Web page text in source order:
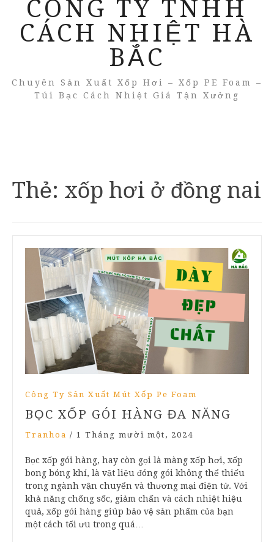
CÔNG TY TNHH
CÁCH NHIỆT HÀ
BẮC
Chuyên Sản Xuất Xốp Hơi – Xốp PE Foam –
Túi Bạc Cách Nhiệt Giá Tận Xưởng
Thẻ: xốp hơi ở đồng nai
Công Ty Sản Xuất Mút Xốp Pe Foam
BỌC XỐP GÓI HÀNG ĐA NĂNG
Tranhoa / 1 Tháng mười một, 2024
Bọc xốp gói hàng, hay còn gọi là màng xốp hơi, xốp
bong bóng khí, là vật liệu đóng gói không thể thiếu
trong ngành vận chuyển và thương mại điện tử. Với
khả năng chống sốc, giảm chấn và cách nhiệt hiệu
quả, xốp gói hàng giúp bảo vệ sản phẩm của bạn
một cách tối ưu trong quá…